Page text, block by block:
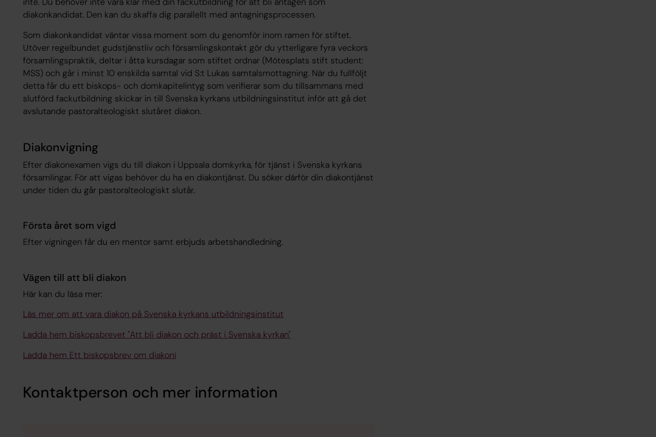
diakonkandidat. Den kan du skaffa dig parallellt med antagningsprocessen.
Som diakonkandidat väntar vissa moment som du genomför inom ramen för stiftet.
Utöver regelbundet gudstjänstliv och församlingskontakt gör du ytterligare fyra veckors
församlingspraktik, deltar i åtta kursdagar som stiftet ordnar (Mötesplats stift student:
MSS) och går i minst 10 enskilda samtal vid S:t Lukas samtalsmottagning. När du fullföljt
detta får du ett biskops- och domkapitelintyg som verifierar som du tillsammans med
slutförd fackutbildning skickar in till Svenska kyrkans utbildningsinstitut inför att gå det
avslutande pastoralteologiskt slutåret diakon.
Diakonvigning
Efter diakonexamen vigs du till diakon i Uppsala domkyrka, för tjänst i Svenska kyrkans
församlingar. För att vigas behöver du ha en diakontjänst. Du söker därför din diakontjänst
under tiden du går pastoralteologiskt slutår.
Första året som vigd
Efter vigningen får du en mentor samt erbjuds arbetshandledning.
Vägen till att bli diakon
Här kan du läsa mer:
Läs mer om att vara diakon på Svenska kyrkans utbildningsinstitut
Ladda hem biskopsbrevet "Att bli diakon och präst i Svenska kyrkan"
Ladda hem Ett biskopsbrev om diakoni
Kontaktperson och mer information